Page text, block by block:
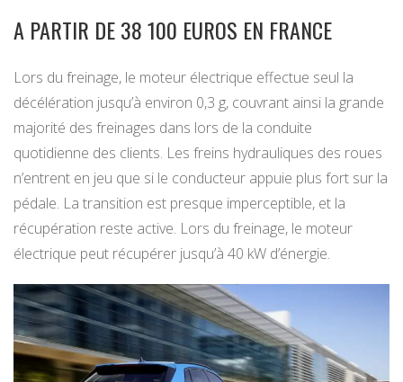
A PARTIR DE 38 100 EUROS EN FRANCE
Lors du freinage, le moteur électrique effectue seul la
décélération jusqu’à environ 0,3 g, couvrant ainsi la grande
majorité des freinages dans lors de la conduite
quotidienne des clients. Les freins hydrauliques des roues
n’entrent en jeu que si le conducteur appuie plus fort sur la
pédale. La transition est presque imperceptible, et la
récupération reste active. Lors du freinage, le moteur
électrique peut récupérer jusqu’à 40 kW d’énergie.